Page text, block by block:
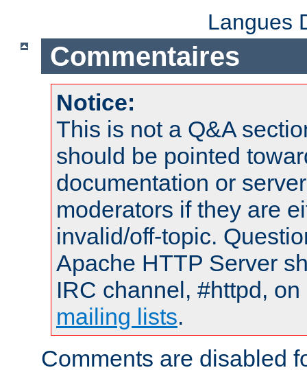
Langues
Commentaires
Notice:
This is not a Q&A
should be pointed
documentation or
moderators if they are
invalid/off-topic.
Apache HTTP Server
IRC channel, #httpd,
mailing lists.
Comments are disabled